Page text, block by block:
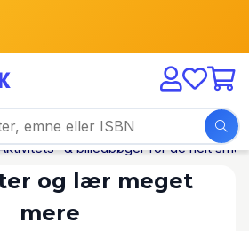
& billedbøger for de helt små
og lær meget
mere